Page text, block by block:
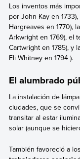
Los inventos más
por John Kay en
Hargreaves en 1770),
Arkwright en 1769), el
Cartwright en 1785), y
Eli Whitney en 1794 ).
El alumbrado
La instalación de
ciudades, que se
transitar al estar
solar (aunque se
También favoreció a